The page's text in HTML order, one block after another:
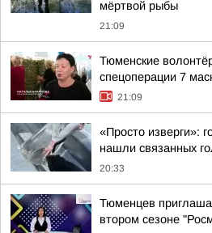
мёртвой рыбы
21:09
Тюменские
спецоперации 7
21:09
«Просто изверги»:
нашли связанных
20:33
Тюменцев
втором сезоне